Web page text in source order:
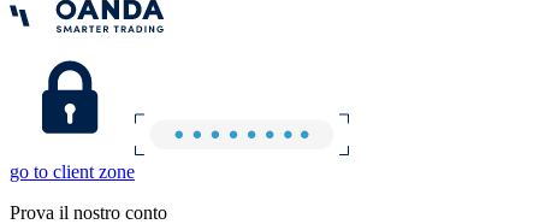
go to client zone
Prova il nostro conto